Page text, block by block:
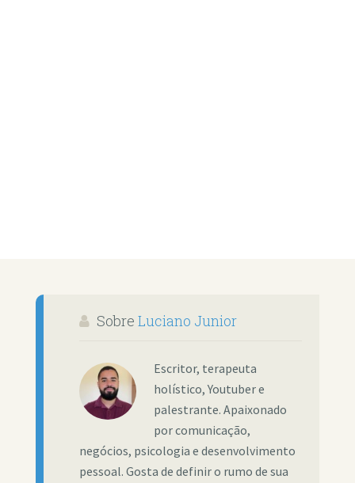
Sobre Luciano Junior
Escritor, terapeuta
holístico, Youtuber e
palestrante. Apaixonado
por comunicação,
negócios, psicologia e desenvolvimento
pessoal. Gosta de definir o rumo de sua